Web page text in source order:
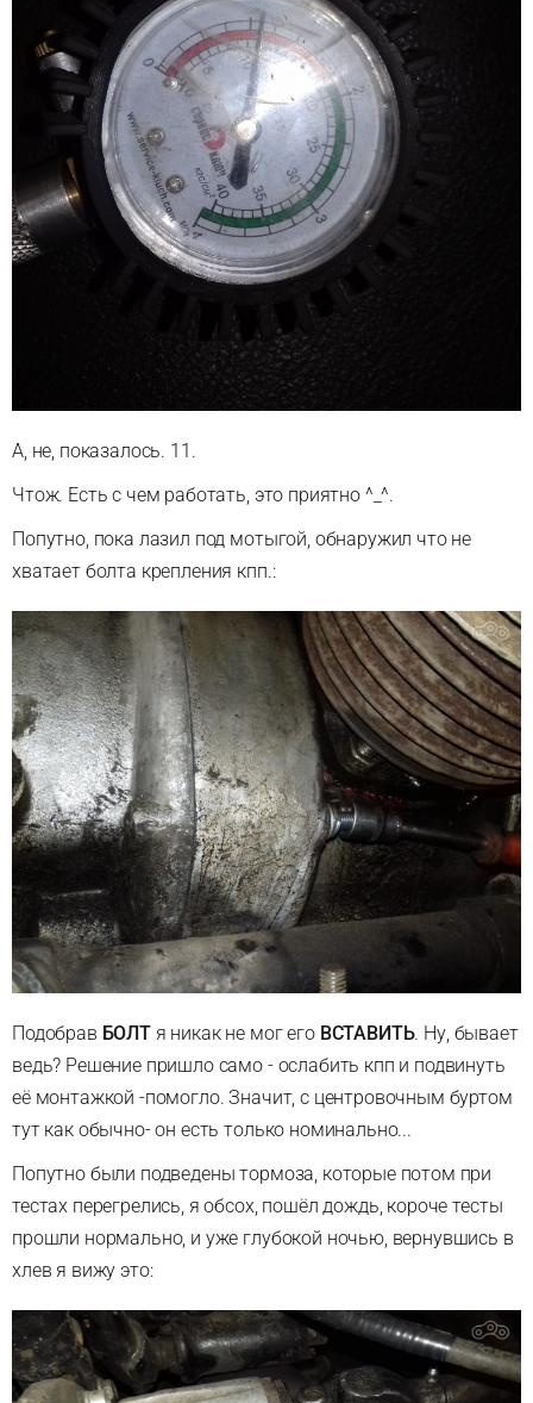
А, не, показалось. 11.
Чтож. Есть с чем работать, это приятно ^_^.
Попутно, пока лазил под мотыгой, обнаружил что не
хватает болта крепления кпп.:
Подобрав БОЛТя никак не мог его ВСТАВИТЬ. Ну, бывает
ведь? Решение пришло само - ослабить кпп и подвинуть
её монтажкой -помогло. Значит, с центровочным буртом
тут как обычно- он есть только номинально...
Попутно были подведены тормоза, которые потом при
тестах перегрелись, я обсох, пошёл дождь, короче тесты
прошли нормально, и уже глубокой ночью, вернувшись в
хлев я вижу это: